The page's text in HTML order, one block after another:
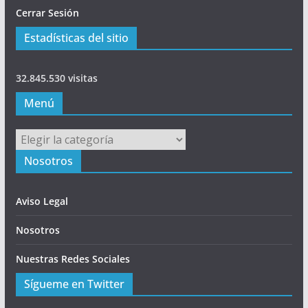
Cerrar Sesión
Estadísticas del sitio
32.845.530 visitas
Menú
Menú
Nosotros
Aviso Legal
Nosotros
Nuestras Redes Sociales
Sígueme en Twitter